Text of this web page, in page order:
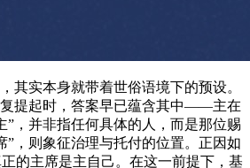
其实本身就带着世俗语境下的预设。
复提起时，答案早已蕴含其中——主在
”，并非指任何具体的人，而是那位赐
”，则象征治理与托付的位置。正因如
的主席是主自己。在这一前提下，基